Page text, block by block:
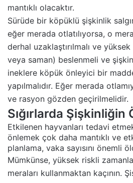
mantıklı olacaktır.
Sürüde bir köpüklü şişkinlik
eğer merada otlatılıyorsa, o
derhal uzaklaştırılmalı ve
veya saman) beslenmeli ve
ineklere köpük önleyici bir
yapılmalıdır. Eğer merada
ve rasyon gözden geçirilmelidir.
Sığırlarda Şişkinliğin
Etkilenen hayvanları tedavi
önlemek çok daha mantıklı ve
planlama, vaka sayısını önemli
Mümkünse, yüksek riskli
meraları kullanmaktan kaçının.